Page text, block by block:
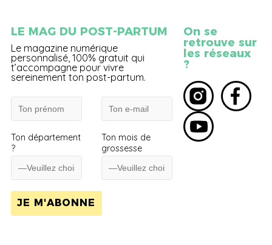
LE MAG DU POST-PARTUM
Le magazine numérique
personnalisé, 100% gratuit qui
t’accompagne pour vivre
sereinement ton post-partum.
Ton département
?
Ton mois de
grossesse
On se
retrouve sur
les réseaux
?